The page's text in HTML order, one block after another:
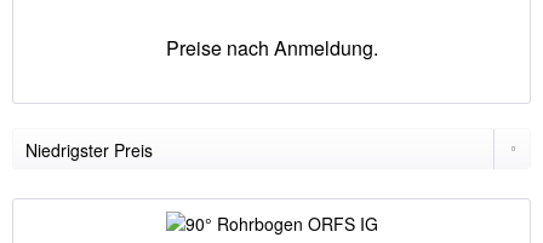
Preise nach Anmeldung.